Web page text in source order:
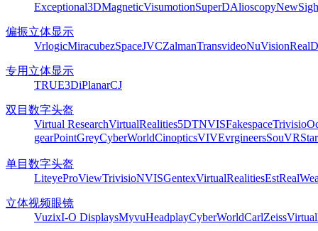
Exceptional3DMagneticVisumotionSuperDAlioscopy
偏振立体显示
VrlogicMiracubezSpaceJVCZalmanTransvideoNuVisionRealD
专用立体显示
TRUE3DiPlanarCJ
双目数字头盔
Virtual ResearchVirtualRealities5DTNVISFakespaceTrivisio
gearPointGreyCyberWorldCinopticsVIVEvrgineersSouVR
单目数字头盔
LiteyeProViewTrivisioNVISGentexVirtualRealitiesEst
立体视频眼镜
VuzixI-O DisplaysMyvuHeadplayCyberWorldCarlZeiss